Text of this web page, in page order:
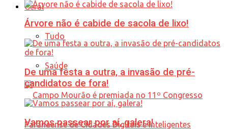
Geral
Tudo
Saúde
Árvore não é cabide de sacola de lixo!
De uma festa a outra, a invasão de pré-
candidatos de fora!
Vamos passear por aí, galera!